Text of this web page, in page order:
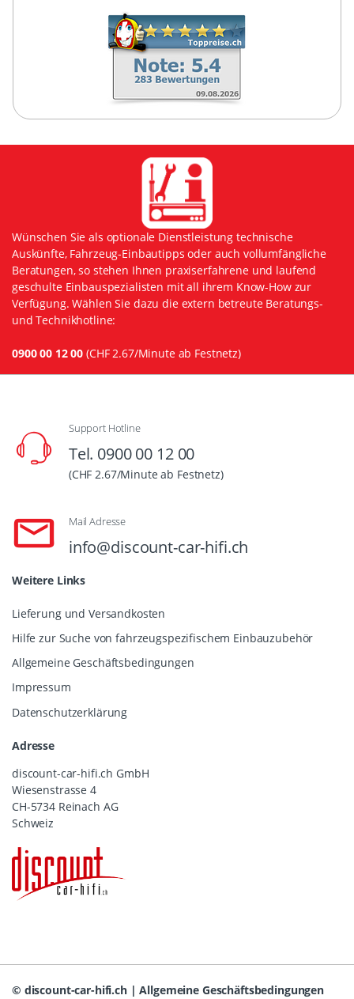
Wünschen Sie als optionale Dienstleistung technische
Auskünfte, Fahrzeug-Einbautipps oder auch vollumfängliche
Beratungen, so stehen Ihnen praxiserfahrene und laufend
geschulte Einbauspezialisten mit all ihrem Know-How zur
Verfügung. Wählen Sie dazu die extern betreute Beratungs-
und Technikhotline:
0900 00 12 00 (CHF 2.67/Minute ab Festnetz)
Support Hotline
Tel. 0900 00 12 00
(CHF 2.67/Minute ab Festnetz)
Mail Adresse
info@discount-car-hifi.ch
Weitere Links
Lieferung und Versandkosten
Hilfe zur Suche von fahrzeugspezifischem Einbauzubehör
Allgemeine Geschäftsbedingungen
Impressum
Datenschutzerklärung
Adresse
discount-car-hifi.ch GmbH
Wiesenstrasse 4
CH-5734 Reinach AG
Schweiz
© discount-car-hifi.ch|Allgemeine Geschäftsbedingungen